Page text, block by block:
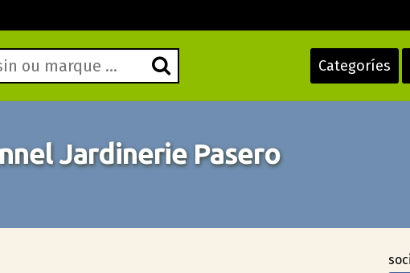
Categoríes
Jardinerie Pasero